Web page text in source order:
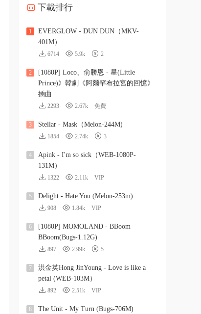
下載排行
1
EVERGLOW - DUN DUN（MKV-
401M）
6714 5.9k 2
2
[1080P] Loco、俞勝恩 - 星(Little
Prince)》韓劇《阿爾罕布拉宮的回憶》
插曲
2293 2.67k 免費
3 Stellar - Mask（Melon-244M)
1854 2.74k 3
4
Apink - I'm so sick（WEB-1080P-
131M）
1322 2.11k VIP
5 Delight - Hate You (Melon-253m)
908 1.84k VIP
6
[1080P] MOMOLAND - BBoom
BBoom(Bugs-1.12G)
897 2.99k 5
7
洪金英Hong JinYoung - Love is like a
petal (WEB-103M）
892 2.51k VIP
8 The Unit - My Turn (Bugs-706M)